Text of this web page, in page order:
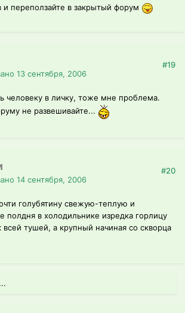
переползайте в закрытый форум
13 сентября, 2006
#19
человеку в личку, тоже мне проблема.
не развешивайте...
14 сентября, 2006
#20
голубятину свежую-теплую и
полдня в холодильнике изредка горлицу
всей тушей, а крупный начиная со скворца